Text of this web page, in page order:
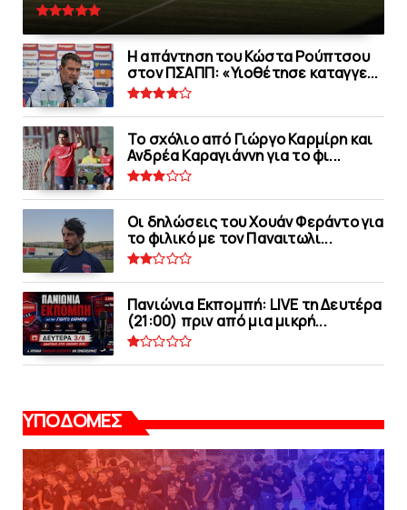
Η απάντηση του Κώστα Ρούπτσου
στον ΠΣΑΠΠ: «Υιοθέτησε καταγγε...
Το σχόλιο από Γιώργο Καρμίρη και
Ανδρέα Καραγιάννη για το φι...
Οι δηλώσεις του Χουάν Φεράντο για
το φιλικό με τoν Παναιτωλι...
Πανιώνια Εκπομπή: LIVE τη Δευτέρα
(21:00) πριν από μια μικρή...
ΥΠΟΔΟΜΕΣ